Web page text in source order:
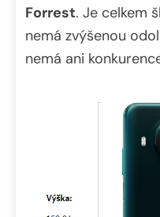
Forrest. Je celkem
nemá zvýšenou
nemá ani